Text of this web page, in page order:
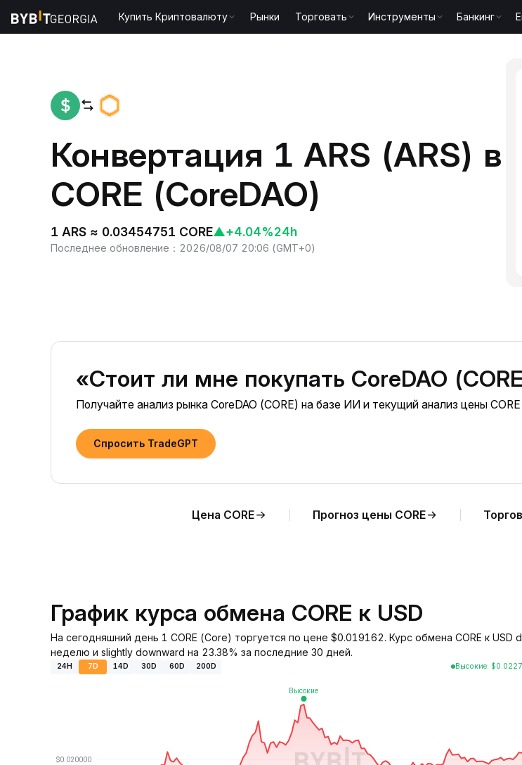
Купить Криптовалюту Рынки Торговать Инструменты Банкинг
Конвертация 1 ARS (ARS) в
CORE (CoreDAO)
1 ARS ≈ 0.03454751 CORE▲+4.04%24h
Последнее обновление ： 2026/08/07 20:06 (GMT+0)
«Стоит ли мне покупать CoreDAO
Получайте анализ рынка CoreDAO (CORE) на базе ИИ и текущий анализ цены CORE
Спросить TradeGPT
Цена CORE Прогноз цены CORE
График курса обмена CORE к USD
На сегодняшний день 1 CORE (Core) торгуется по цене $0.019162. Курс обмена CORE к
неделю и slightly downward на 23.38% за последние 30 дней.
24H 7D 14D 30D 60D 200D Высокие: $